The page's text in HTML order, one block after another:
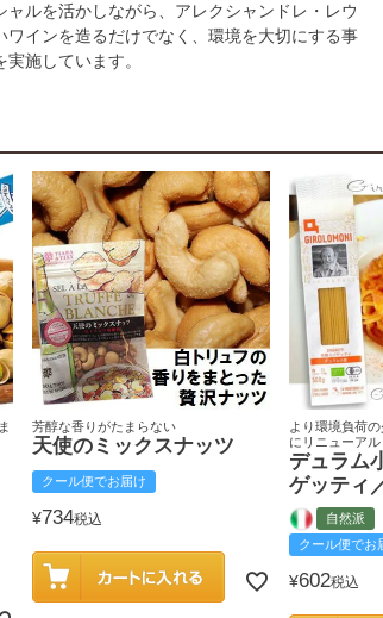
ルを活かしながら、アレクシャンドレ・レウ
インを造るだけでなく、環境を大切にする事
施しています。
芳醇な香りがたまらない
天使のミックスナッツ
クール便でお届け
¥734税込
より環境負荷
にリニューアル
デュラム
ゲッティ
自然派
クール便でお
¥602税込